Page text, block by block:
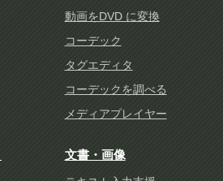
動画をDVD に変換
コーデック
タグエディタ
コーデックを調べる
メディアプレイヤー
文書・画像